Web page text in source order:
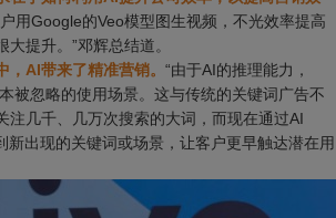
用Google的Veo模型图生视频，不光效率提高
提升。”邓辉总结道。
AI带来了精准营销。 “由于AI的推理能力，
被忽略的使用场景。这与传统的关键词广告不
注几千、几万次搜索的大词，而现在通过AI
新出现的关键词或场景，让客户更早触达潜在用